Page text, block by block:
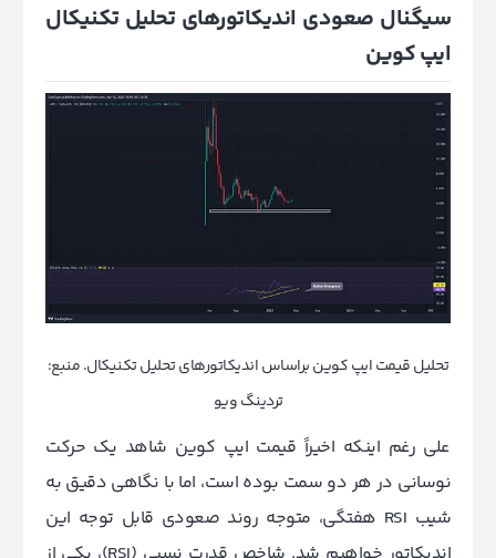
سیگنال صعودی اندیکاتورهای تحلیل تکنیکال
ایپ‌ کوین
تحلیل قیمت ایپ‌ کوین براساس اندیکاتورهای تحلیل تکنیکال. منبع:
تردینگ ویو
علی رغم اینکه اخیراً قیمت ایپ‌ کوین شاهد یک حرکت
نوسانی در هر دو سمت بوده است، اما با نگاهی دقیق به
شیب RSI هفتگی، متوجه روند صعودی قابل توجه این